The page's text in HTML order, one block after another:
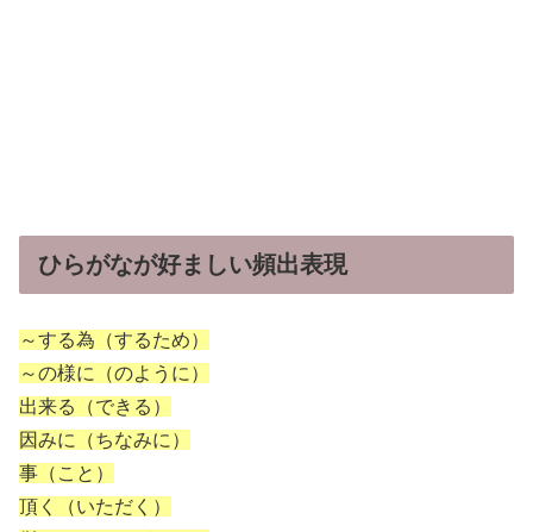
ひらがなが好ましい頻出表現
～する為（するため）
～の様に（のように）
出来る（できる）
因みに（ちなみに）
事（こと）
頂く（いただく）